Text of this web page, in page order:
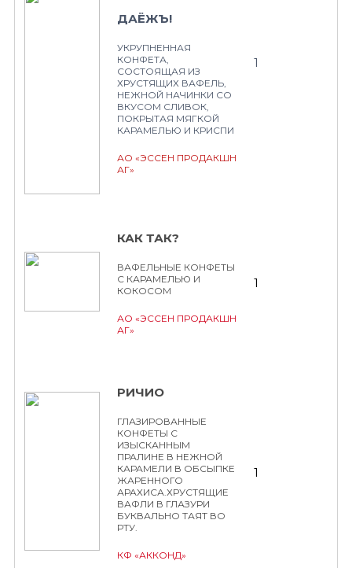
ДАЁЖЪ!
УКРУПНЕННАЯ
КОНФЕТА,
СОСТОЯЩАЯ ИЗ
ХРУСТЯЩИХ ВАФЕЛЬ,
НЕЖНОЙ НАЧИНКИ СО
ВКУСОМ СЛИВОК,
ПОКРЫТАЯ МЯГКОЙ
КАРАМЕЛЬЮ И КРИСПИ
АО «ЭССЕН ПРОДАКШН
АГ»
1
КАК ТАК?
ВАФЕЛЬНЫЕ КОНФЕТЫ
С КАРАМЕЛЬЮ И
КОКОСОМ
АО «ЭССЕН ПРОДАКШН
АГ»
1
РИЧИО
ГЛАЗИРОВАННЫЕ
КОНФЕТЫ С
ИЗЫСКАННЫМ
ПРАЛИНЕ В НЕЖНОЙ
КАРАМЕЛИ В ОБСЫПКЕ
ЖАРЕННОГО
АРАХИСА.ХРУСТЯЩИЕ
ВАФЛИ В ГЛАЗУРИ
БУКВАЛЬНО ТАЯТ ВО
РТУ.
КФ «АККОНД»
1